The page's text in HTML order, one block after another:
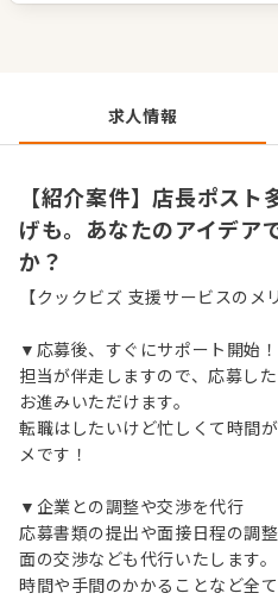
求人情報
【紹介案件】店長ポス
げも。あなたのアイデア
か？
【クックビズ 支援サービスのメ
▼応募後、すぐにサポート開始！
担当が伴走しますので、応募し
お進みいただけます。
転職はしたいけど忙しくて時間
メです！
▼企業との調整や交渉を代行
応募書類の提出や面接日程の調
面の交渉なども代行いたします。
時間や手間のかかることなど全